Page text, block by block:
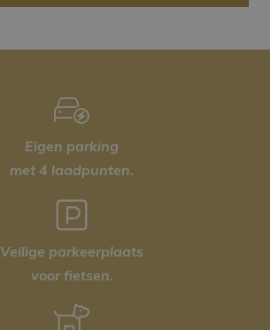
Eigen parking
met 4 laadpunten.
Veilige parkeerplaats
voor fietsen.